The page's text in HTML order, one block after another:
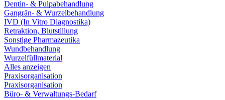
Dentin- & Pulpabehandlung
Gangrän- & Wurzelbehandlung
IVD (In Vitro Diagnostika)
Retraktion, Blutstillung
Sonstige Pharmazeutika
Wundbehandlung
Wurzelfüllmaterial
Alles anzeigen
Praxisorganisation
Praxisorganisation
Büro- & Verwaltungs-Bedarf